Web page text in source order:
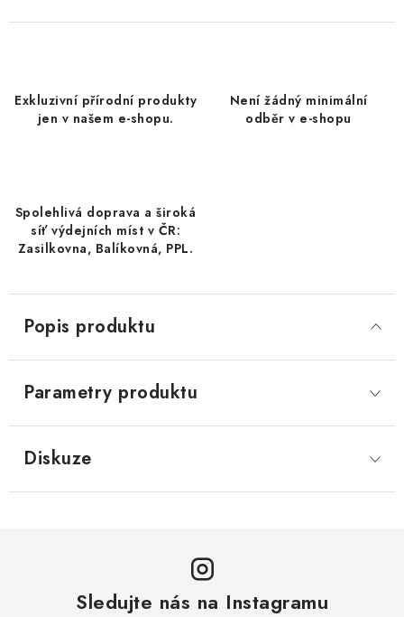
LYOFILIZOVANÉ OVOCE
KOŘENÍ / TEKUTÁ OCHUCOVADLA/OMÁČKY
SUŠENÉ OVOCE / MERUŇKY SÍŘENÉ / MERUŇKY
LYOFILIZOVANÉ OVOCE / MANGO
LYOFILIZOVANÉ OVOCE / JAHODY
OŘECHY PRAŽENÉ, SOLENÉ A DOCHUCENÉ /
PISTÁCIE PRAŽENÉ SOLENÉ
Exkluzivní přírodní produkty
jen v našem e-shopu.
Není žádný minimální
odběr v e-shopu
Spolehlivá doprava a široká
síť výdejních míst v ČR:
Zasilkovna, Balíkovná, PPL.
Popis produktu
Parametry produktu
Diskuze
Sledujte nás na Instagramu